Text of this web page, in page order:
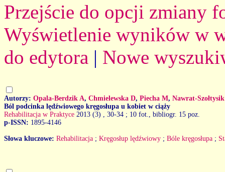
Przejście do opcji zmiany
Wyświetlenie wyników w
do edytora | Nowe
Autorzy: Opala-Berdzik A, Chmielewska D, Piecha M, Nawrat-
Ból podcinka lędźwiowego kręgosłupa u kobiet w ciąży
Rehabilitacja w Praktyce 2013 (3)
, 30-34 ; 10 fot., bibliogr. 15 poz.
p-ISSN: 1895-4146
Słowa kluczowe: Rehabilitacja ; Kręgosłup lędźwiowy ; Bóle kręgosłupa ;